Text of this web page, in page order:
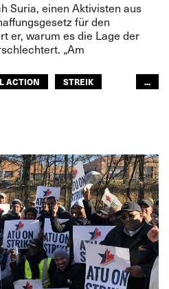
Suria, einen Aktivisten aus
für den
er, warum es die Lage der
„Am
ACTION
STREIK
...